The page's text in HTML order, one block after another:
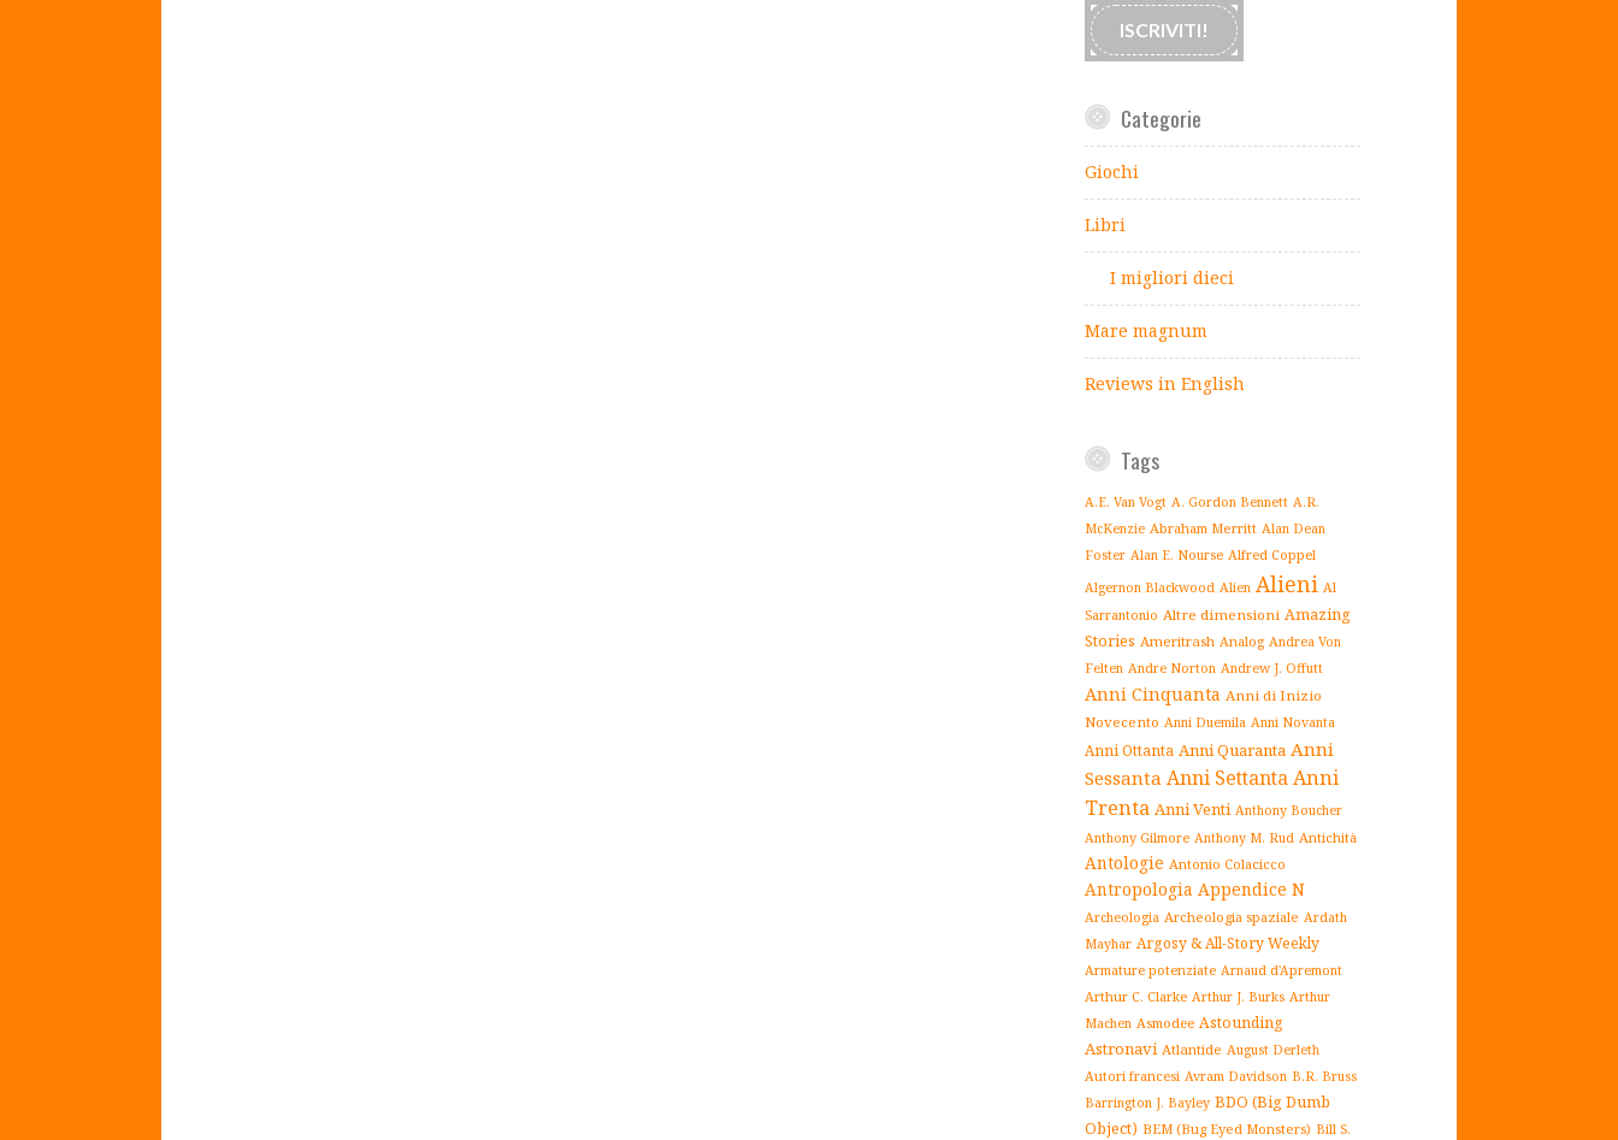
email
ISCRIVITI!
Categorie
Giochi
Libri
I migliori dieci
Mare magnum
Reviews in English
Tags
A.E. Van Vogt A. Gordon Bennett A.R.
McKenzie Abraham Merritt Alan Dean
Foster Alan E. Nourse Alfred Coppel
Algernon Blackwood Alien Alieni Al
Sarrantonio Altre dimensioni Amazing
Stories Ameritrash Analog Andrea Von
Felten Andre Norton Andrew J. Offutt
Anni Cinquanta Anni di Inizio
Novecento Anni Duemila Anni Novanta
Anni Ottanta Anni Quaranta Anni
Sessanta Anni SettantaAnni
Trenta Anni Venti Anthony Boucher
Anthony Gilmore Anthony M. Rud Antichità
Antologie Antonio Colacicco
Antropologia Appendice N
Archeologia Archeologia spaziale Ardath
Mayhar Argosy & All-Story Weekly
Armature potenziate Arnaud d'Apremont
Arthur C. Clarke Arthur J. Burks Arthur
Machen Asmodee Astounding
Astronavi Atlantide August Derleth
Autori francesi Avram Davidson B.R. Bruss
Barrington J. Bayley BDO (Big Dumb
Object) BEM (Bug Eyed Monsters) Bill S.